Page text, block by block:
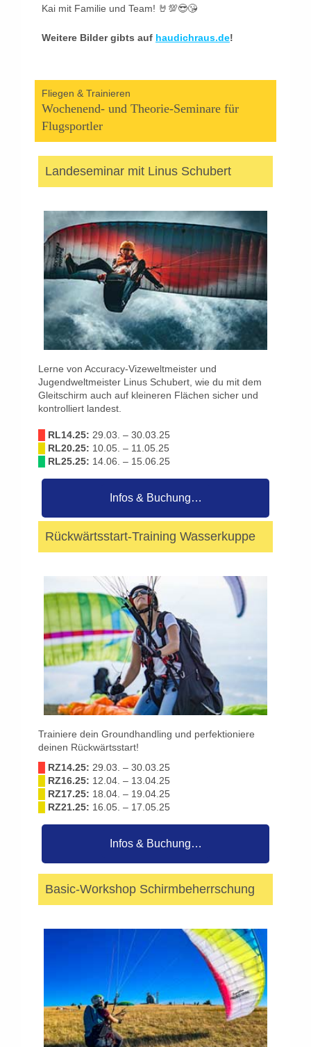
Kai mit Familie und Team! 🤘💯😎😘
Weitere Bilder gibts auf haudichraus.de!
Fliegen & Trainieren
Wochenend- und Theorie-Seminare für
Flugsportler
Landeseminar mit Linus Schubert
Lerne von Accuracy-Vizeweltmeister und
Jugendweltmeister Linus Schubert, wie du mit dem
Gleitschirm auch auf kleineren Flächen sicher und
kontrolliert landest.
RL14.25: 29.03. – 30.03.25
RL20.25: 10.05. – 11.05.25
RL25.25: 14.06. – 15.06.25
Infos & Buchung…
Rückwärtsstart-Training Wasserkuppe
Trainiere dein Groundhandling und perfektioniere
deinen Rückwärtsstart!
RZ14.25: 29.03. – 30.03.25
RZ16.25: 12.04. – 13.04.25
RZ17.25: 18.04. – 19.04.25
RZ21.25: 16.05. – 17.05.25
Infos & Buchung…
Basic-Workshop Schirmbeherrschung